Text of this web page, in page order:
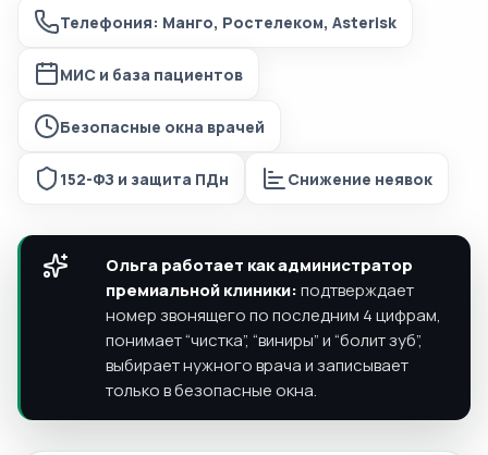
Телефония: Манго, Ростелеком, Asterisk
МИС и база пациентов
Безопасные окна врачей
152-ФЗ и защита ПДн Снижение неявок
Ольга работает как администратор
премиальной клиники:подтверждает
номер звонящего по последним 4 цифрам,
понимает “чистка”, “виниры” и “болит зуб”,
выбирает нужного врача и записывает
только в безопасные окна.